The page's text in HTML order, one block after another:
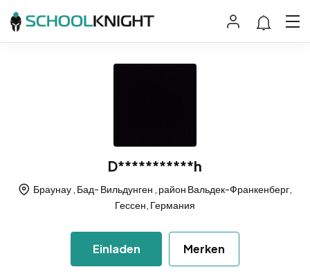
D***********h
Браунау , Бад- Вильдунген , район Вальдек-Франкенберг,
Гессен, Германия
Einladen Merken